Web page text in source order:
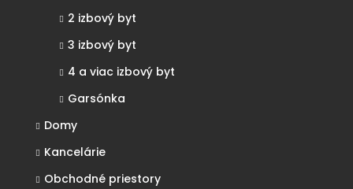
2 izbový byt
3 izbový byt
4 a viac izbový byt
Garsónka
Domy
Kancelárie
Obchodné priestory